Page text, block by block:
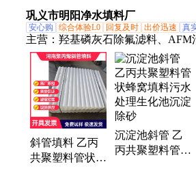
斜管填料 现场
施工
巩义市明阳净水填料厂
安心购 综合体验L0 回复及时 出价迅速 真
主营： 羟基磷灰石除氟滤料、AFM
明矾、立体弹性填料、聚丙烯酰胺
SDG酸气吸附剂、氧化铁脱硫剂、
活性炭、竹炭、柱状活性炭、粉状
蜂窝活性炭、石英砂、无烟煤滤料
滤料、纤维球滤料、慧星式纤维滤
管、多面空心球、聚苯乙烯泡沫颗
斜管填料 乙丙
共聚塑料管状蜂
沉淀池斜管 乙
丙共聚塑料管状